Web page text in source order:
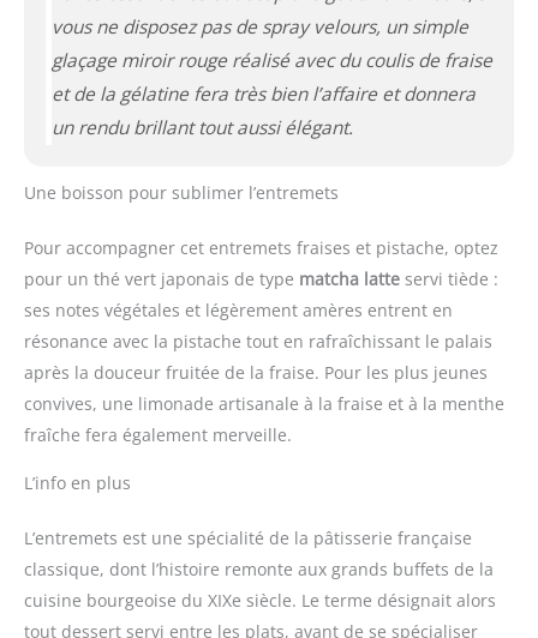
vous ne disposez pas de spray velours, un simple
glaçage miroir rouge réalisé avec du coulis de fraise
et de la gélatine fera très bien l’affaire et donnera
un rendu brillant tout aussi élégant.
Une boisson pour sublimer l’entremets
Pour accompagner cet entremets fraises et pistache, optez
pour un thé vert japonais de type matcha latte servi tiède :
ses notes végétales et légèrement amères entrent en
résonance avec la pistache tout en rafraîchissant le palais
après la douceur fruitée de la fraise. Pour les plus jeunes
convives, une limonade artisanale à la fraise et à la menthe
fraîche fera également merveille.
L’info en plus
L’entremets est une spécialité de la pâtisserie française
classique, dont l’histoire remonte aux grands buffets de la
cuisine bourgeoise du XIXe siècle. Le terme désignait alors
tout dessert servi entre les plats, avant de se spécialiser